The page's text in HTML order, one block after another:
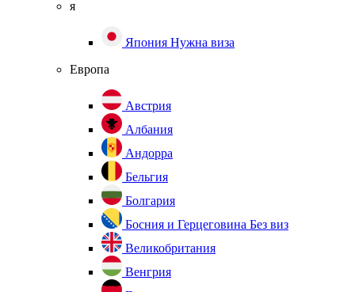
я
Япония Нужна виза
Европа
Австрия
Албания
Андорра
Бельгия
Болгария
Босния и Герцеговина Без виз
Великобритания
Венгрия